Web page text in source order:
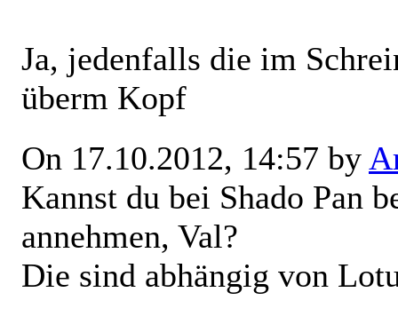
Ja, jedenfalls die im
überm Kopf
On 17.10.2012, 14:57 by
Kannst du bei Shado Pan
annehmen, Val?
Die sind abhängig von